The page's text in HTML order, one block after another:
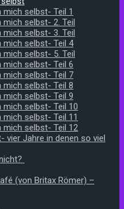
mich selbst- Teil 1
mich selbst- 2. Teil
mich selbst- 3. Teil
mich selbst- Teil 4
mich selbst- 5. Teil
mich selbst- Teil 6
mich selbst- Teil 7
mich selbst- Teil 8
mich selbst- Teil 9
mich selbst- Teil 10
mich selbst- Teil 11
mich selbst- Teil 12
vier Jahre in denen so viel
(von Britax Römer) –